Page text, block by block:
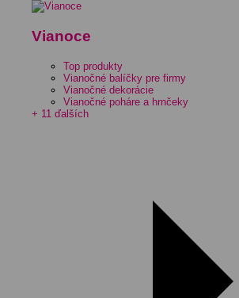
Vianoce
Top produkty
Vianočné balíčky pre firmy
Vianočné dekorácie
Vianočné poháre a hrnčeky
+ 11 ďalších